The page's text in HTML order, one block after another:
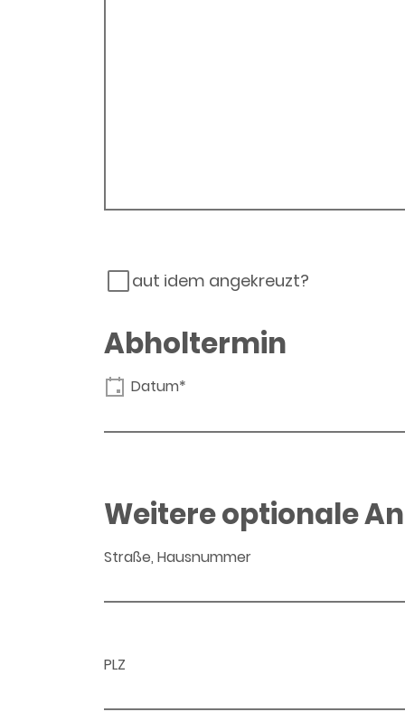
aut idem angekreuzt?
Abholtermin
Datum*
Weitere optionale
Straße, Hausnummer
PLZ